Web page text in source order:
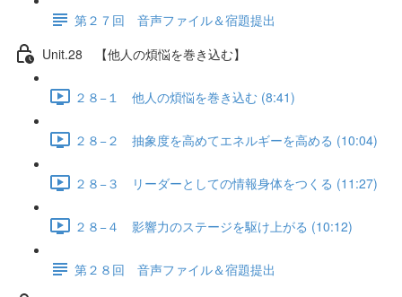
第２７回 音声ファイル＆宿題提出
Unit.28 【他人の煩悩を巻き込む】
２８−１ 他人の煩悩を巻き込む (8:41)
２８−２ 抽象度を高めてエネルギーを高める (10:04)
２８−３ リーダーとしての情報身体をつくる (11:27)
２８−４ 影響力のステージを駆け上がる (10:12)
第２８回 音声ファイル＆宿題提出